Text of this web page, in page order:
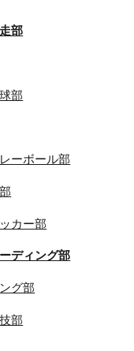
部
部
ーボール部
カー部
ディング部
グ部
部